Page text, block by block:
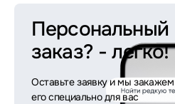
Персональный
заказ? - легко!
Оставьте заявку и мы закажем
его специально для вас